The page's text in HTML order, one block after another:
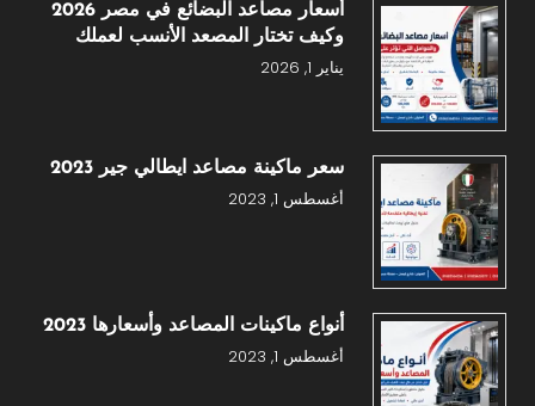
أسعار مصاعد البضائع في مصر 2026
وكيف تختار المصعد الأنسب لعملك
يناير 1, 2026
سعر ماكينة مصاعد ايطالي جير 2023
أغسطس 1, 2023
أنواع ماكينات المصاعد وأسعارها 2023
أغسطس 1, 2023